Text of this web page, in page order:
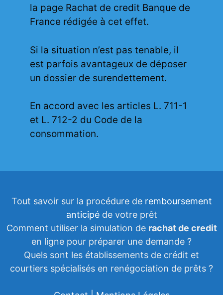
la page Rachat de credit Banque de
France rédigée à cet effet.
Si la situation n’est pas tenable, il
est parfois avantageux de déposer
un dossier de surendettement.
En accord avec les articles L. 711-1
et L. 712-2 du Code de la
consommation.
Tout savoir sur la procédure de remboursement
anticipéde votre prêt
Comment utiliser la simulation de rachat de credit
en ligne pour préparer une demande ?
Quels sont les établissements de crédit et
courtiers spécialisés en renégociation de prêts ?